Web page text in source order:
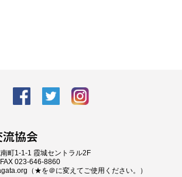
facebook Twitter
町1-1-1 霞城セントラル2F
023-646-8860
（★を＠に変えてご使用ください。）